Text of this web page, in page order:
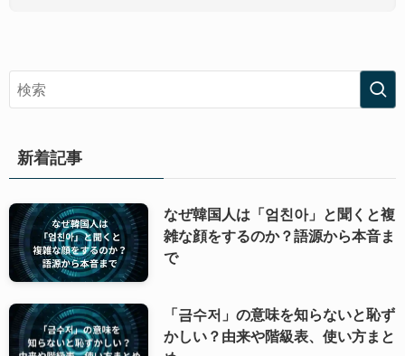
新着記事
なぜ韓国人は「엄친아」と聞くと複
雑な顔をするのか？語源から本音ま
で
「금수저」の意味を知らないと恥ず
かしい？由来や階級表、使い方まと